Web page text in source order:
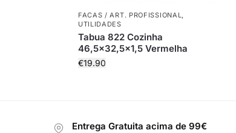
FACAS / ART. PROFISSIONAL
UTILIDADES
Tabua 822 Cozinha
46,5×32,5×1,5 Vermelha
€19.90
Entrega Gratuita acima de 99€